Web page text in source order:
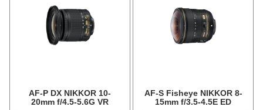
AF-P DX NIKKOR 10-
20mm f/4.5-5.6G VR
AF-S Fisheye NIKKOR 8-
15mm f/3.5-4.5E ED